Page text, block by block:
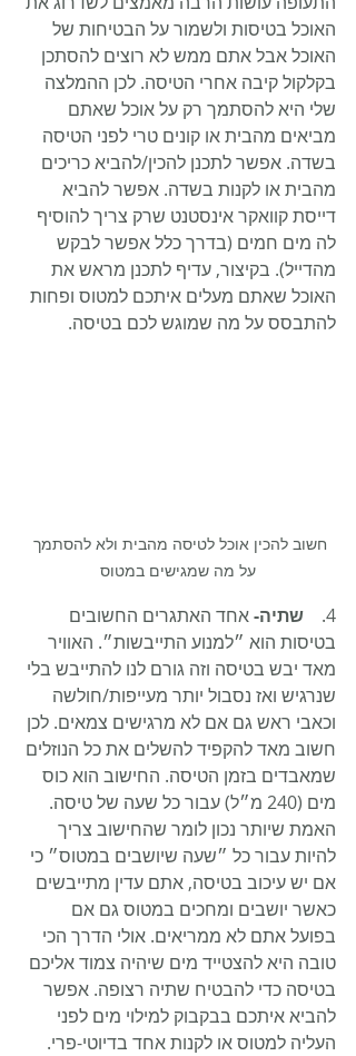
האוכל בטיסות ולשמור על הבטיחות של
האוכל אבל אתם ממש לא רוצים להסתכן
בקלקול קיבה אחרי הטיסה. לכן ההמלצה
שלי היא להסתמך רק על אוכל שאתם
מביאים מהבית או קונים טרי לפני הטיסה
בשדה. אפשר לתכנן להכין/להביא כריכים
מהבית או לקנות בשדה. אפשר להביא
דייסת קוואקר אינסטנט שרק צריך להוסיף
לה מים חמים (בדרך כלל אפשר לבקש
מהדייל). בקיצור, עדיף לתכנן מראש את
האוכל שאתם מעלים איתכם למטוס ופחות
להתבסס על מה שמוגש לכם בטיסה.
חשוב להכין אוכל לטיסה מהבית ולא להסתמך
על מה שמגישים במטוס
4. שתיה- אחד האתגרים החשובים
בטיסות הוא ״למנוע התייבשות״. האוויר
מאד יבש בטיסה וזה גורם לנו להתייבש בלי
שנרגיש ואז נסבול יותר מעייפות/חולשה
וכאבי ראש גם אם לא מרגישים צמאים. לכן
חשוב מאד להקפיד להשלים את כל הנוזלים
שמאבדים בזמן הטיסה. החישוב הוא כוס
מים (240 מ״ל) עבור כל שעה של טיסה.
האמת שיותר נכון לומר שהחישוב צריך
להיות עבור כל ״שעה שיושבים במטוס״ כי
אם יש עיכוב בטיסה, אתם עדין מתייבשים
כאשר יושבים ומחכים במטוס גם אם
בפועל אתם לא ממריאים. אולי הדרך הכי
טובה היא להצטייד מים שיהיה צמוד אליכם
בטיסה כדי להבטיח שתיה רצופה. אפשר
להביא איתכם בבקבוק למילוי מים לפני
העליה למטוס או לקנות אחד בדיוטי-פרי.